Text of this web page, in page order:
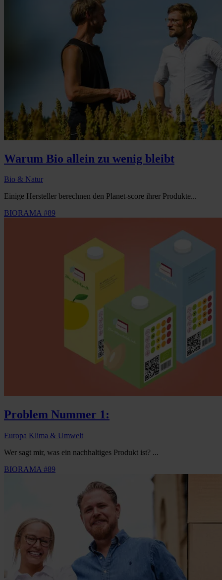
Warum Bio allein zu wenig bleibt
Bio & Natur
Einige Hersteller berechnen den Planet-score ihrer Produkte...
BIORAMA #89
Problem Nummer 1:
Europa Klima & Umwelt
Wer sagt mir, was ein nachhaltiges Produkt ist? ...
BIORAMA #89